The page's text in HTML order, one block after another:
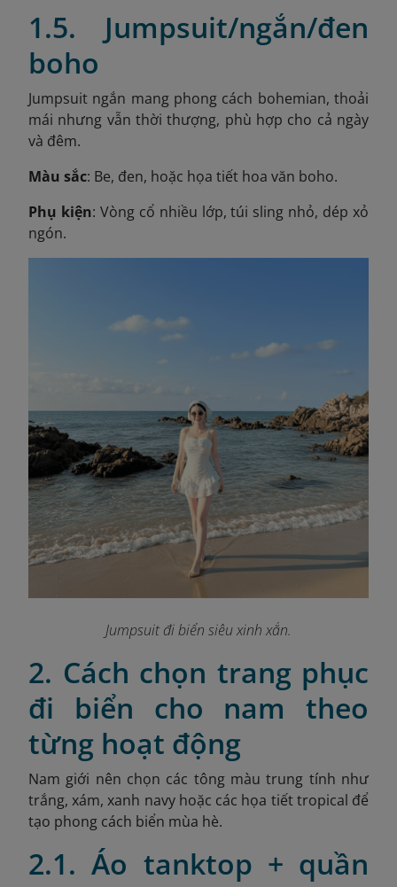
1.5. Jumpsuit/ngắn/đen
boho
Jumpsuit ngắn mang phong cách bohemian, thoải
mái nhưng vẫn thời thượng, phù hợp cho cả ngày
và đêm.
Màu sắc: Be, đen, hoặc họa tiết hoa văn boho.
Phụ kiện: Vòng cổ nhiều lớp, túi sling nhỏ, dép xỏ
ngón.
Jumpsuit đi biển siêu xinh xắn.
2. Cách chọn trang phục
đi biển cho nam theo
từng hoạt động
Nam giới nên chọn các tông màu trung tính như
trắng, xám, xanh navy hoặc các họa tiết tropical để
tạo phong cách biển mùa hè.
2.1. Áo tanktop + quần